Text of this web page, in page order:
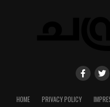
HOME PRIVACY POLICY